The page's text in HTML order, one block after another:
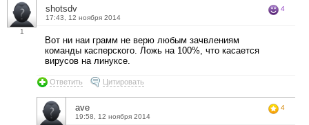
1
shotsdv
17:43, 12 ноября 2014
4
Вот ни наи грамм не верю любым зачвлениям
команды касперского. Ложь на 100%, что касается
вирусов на линуксе.
Ответить Цитировать
ave
19:58, 12 ноября 2014
4